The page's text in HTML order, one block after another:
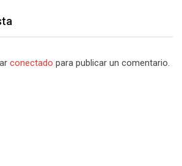
conectado para publicar un comentario.